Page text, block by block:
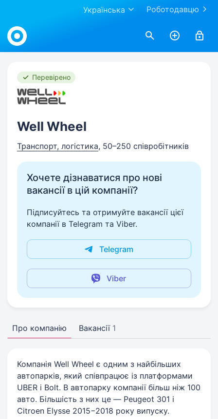
Роботодавцю
Українська
Work.ua
Перевірено
Well Wheel
Транспорт, логістика, 50–250 співробітників
Хочете дізнаватися про нові
вакансії в цій компанії?
Підписуйтесь та отримуйте вакансії цієї
компанії в Telegram та Viber.
Telegram
Viber
Про компанію Вакансії 1
Компанія Well Wheel є одним з найбільших
автопарків, який співпрацює із платформами
UBER і Bolt. В автопарку компанії більш ніж 100
авто. Більшість з них це — Peugeot 301 і
Citroen Elysse 2015−2018 року випуску.